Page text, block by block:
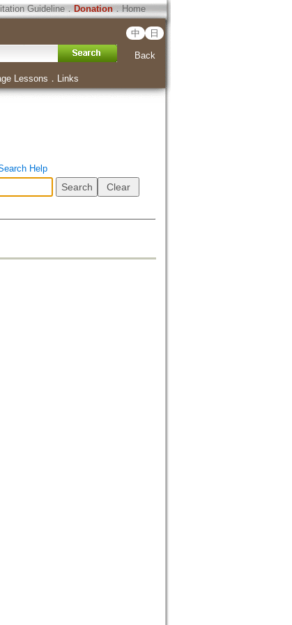
Guideline． Donation．Home
中 日
Back
Lessons ． Links
Help